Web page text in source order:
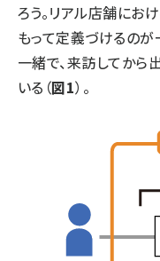
ろう。リアル店舗にお
もって定義づけるの
一緒で、来訪してから
いる（図1）。